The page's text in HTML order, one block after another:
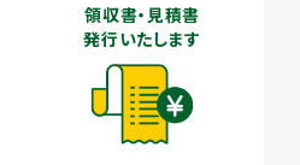
領収書・見積書
発行いたします